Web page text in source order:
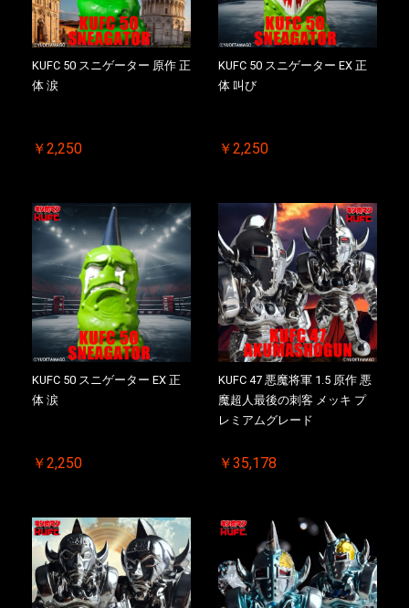
お買い物を続ける カートへ進む
KUFC 50 スニゲーター 原作 正
体 涙
￥2,250
KUFC 50 スニゲーター EX 正
体 叫び
￥2,250
KUFC 50 スニゲーター EX 正
体 涙
￥2,250
KUFC 47 悪魔将軍 1.5 原作 悪
魔超人最後の刺客 メッキ プ
レミアムグレード
￥35,178